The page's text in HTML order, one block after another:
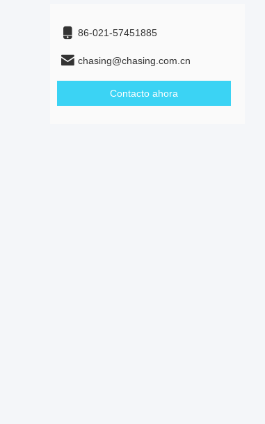
86-021-57451885
chasing@chasing.com.cn
Contacto ahora